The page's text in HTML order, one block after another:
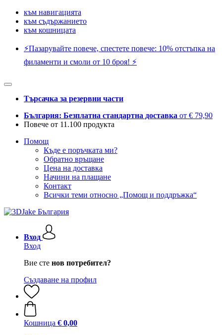
към навигацията
към съдържанието
към кошницата
⚡️Пазарувайте повече, спестете повече: 10% отстъпка на
филаменти и смоли от 10 броя! ⚡️
Търсачка за резервни части
България: Безплатна стандартна доставка от € 79,90
Повече от 11.100 продукта
Помощ
Къде е поръчката ми?
Обратно връщане
Цена на доставка
Начини на плащане
Контакт
Всички теми относно „Помощ и поддръжка“
Вход
Вход
Вие сте нов потребител?
Създаване на профил
Кошница € 0,00